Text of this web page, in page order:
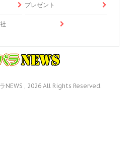
プレゼント
NEWS , 2026 All Rights Reserved.